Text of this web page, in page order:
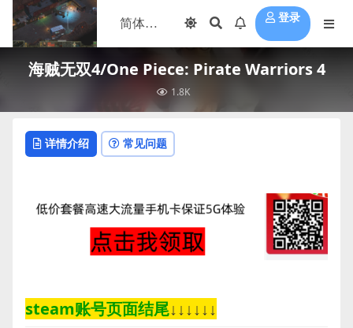
登录
海贼无双4/One Piece: Pirate Warriors 4
1.8K
详情介绍 常见问题
steam账号页面结尾↓↓↓↓↓↓